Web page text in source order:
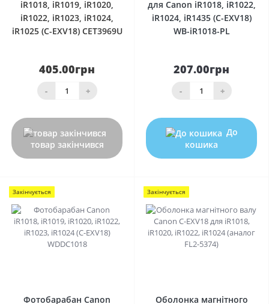
iR1018, iR1019, iR1020,
iR1022, iR1023, iR1024,
iR1025 (C-EXV18) CET3969U
405.00грн
- +
товар закінчився
для Canon iR1018, iR1022,
iR1024, iR1435 (C-EXV18)
WB-iR1018-PL
207.00грн
- +
До
кошика
Закінчується
Фотобарабан Canon
Закінчується
Оболонка магнітного